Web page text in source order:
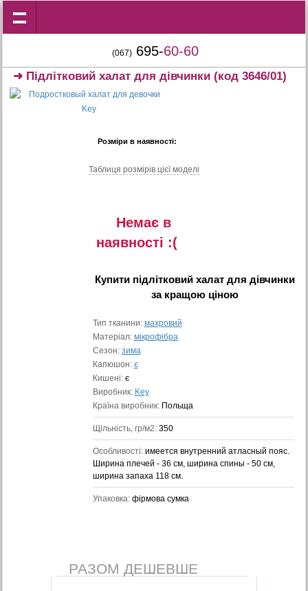
(067) 695-60-60
➜ Підлітковий халат для дівчинки (код 3646/01)
Розміри в наявності:
Таблиця розмiрiв цiєї моделi
Немає в
наявностi :(
Купити підлітковий халат для дівчинки
за кращою ціною
Тип тканини: махровий
Матеріал: мікрофібра
Сезон: зима
Капюшон: є
Кишені: є
Виробник: Key
Країна виробник: Польща
Щільність, гр/м2: 350
Особливості: имеется внутренний атласный пояс.
Ширина плечей - 36 см, ширина спины - 50 см,
ширина запаха 118 см.
Упаковка: фірмова сумка
РАЗОМ ДЕШЕВШЕ